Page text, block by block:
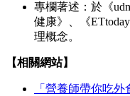
專欄著述：於《
健康》、《
理概念。
【相關網站】
「營養師帶你吃